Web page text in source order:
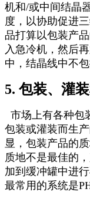
机和/或中间结晶
度，以协助促进
品打算以包装产
入急冷机，然后
中，结晶线中不包
5. 包装、灌
市场上有各种包
包装或灌装而生
显，包装产品的
质地不是最佳的
加到缓冲罐中进
最常用的系统是